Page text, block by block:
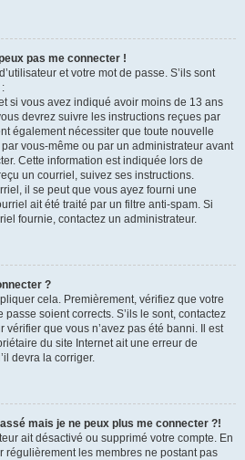
pas me connecter !
et votre mot de passe. S’ils sont
si vous avez indiqué avoir moins de 13 ans
devrez suivre les instructions reçues par
également nécessiter que toute nouvelle
vous-même ou par un administrateur avant
Cette information est indiquée lors de
un courriel, suivez ses instructions.
il se peut que vous ayez fourni une
ait été traité par un filtre anti-spam. Si
fournie, contactez un administrateur.
?
cela. Premièrement, vérifiez que votre
passe soient corrects. S’ils le sont, contactez
que vous n’avez pas été banni. Il est
du site Internet ait une erreur de
devra la corriger.
mais je ne peux plus me connecter ?!
ait désactivé ou supprimé votre compte. En
régulièrement les membres ne postant pas